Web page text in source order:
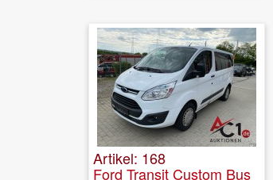
Artikel: 168
Ford Transit Custom Bus